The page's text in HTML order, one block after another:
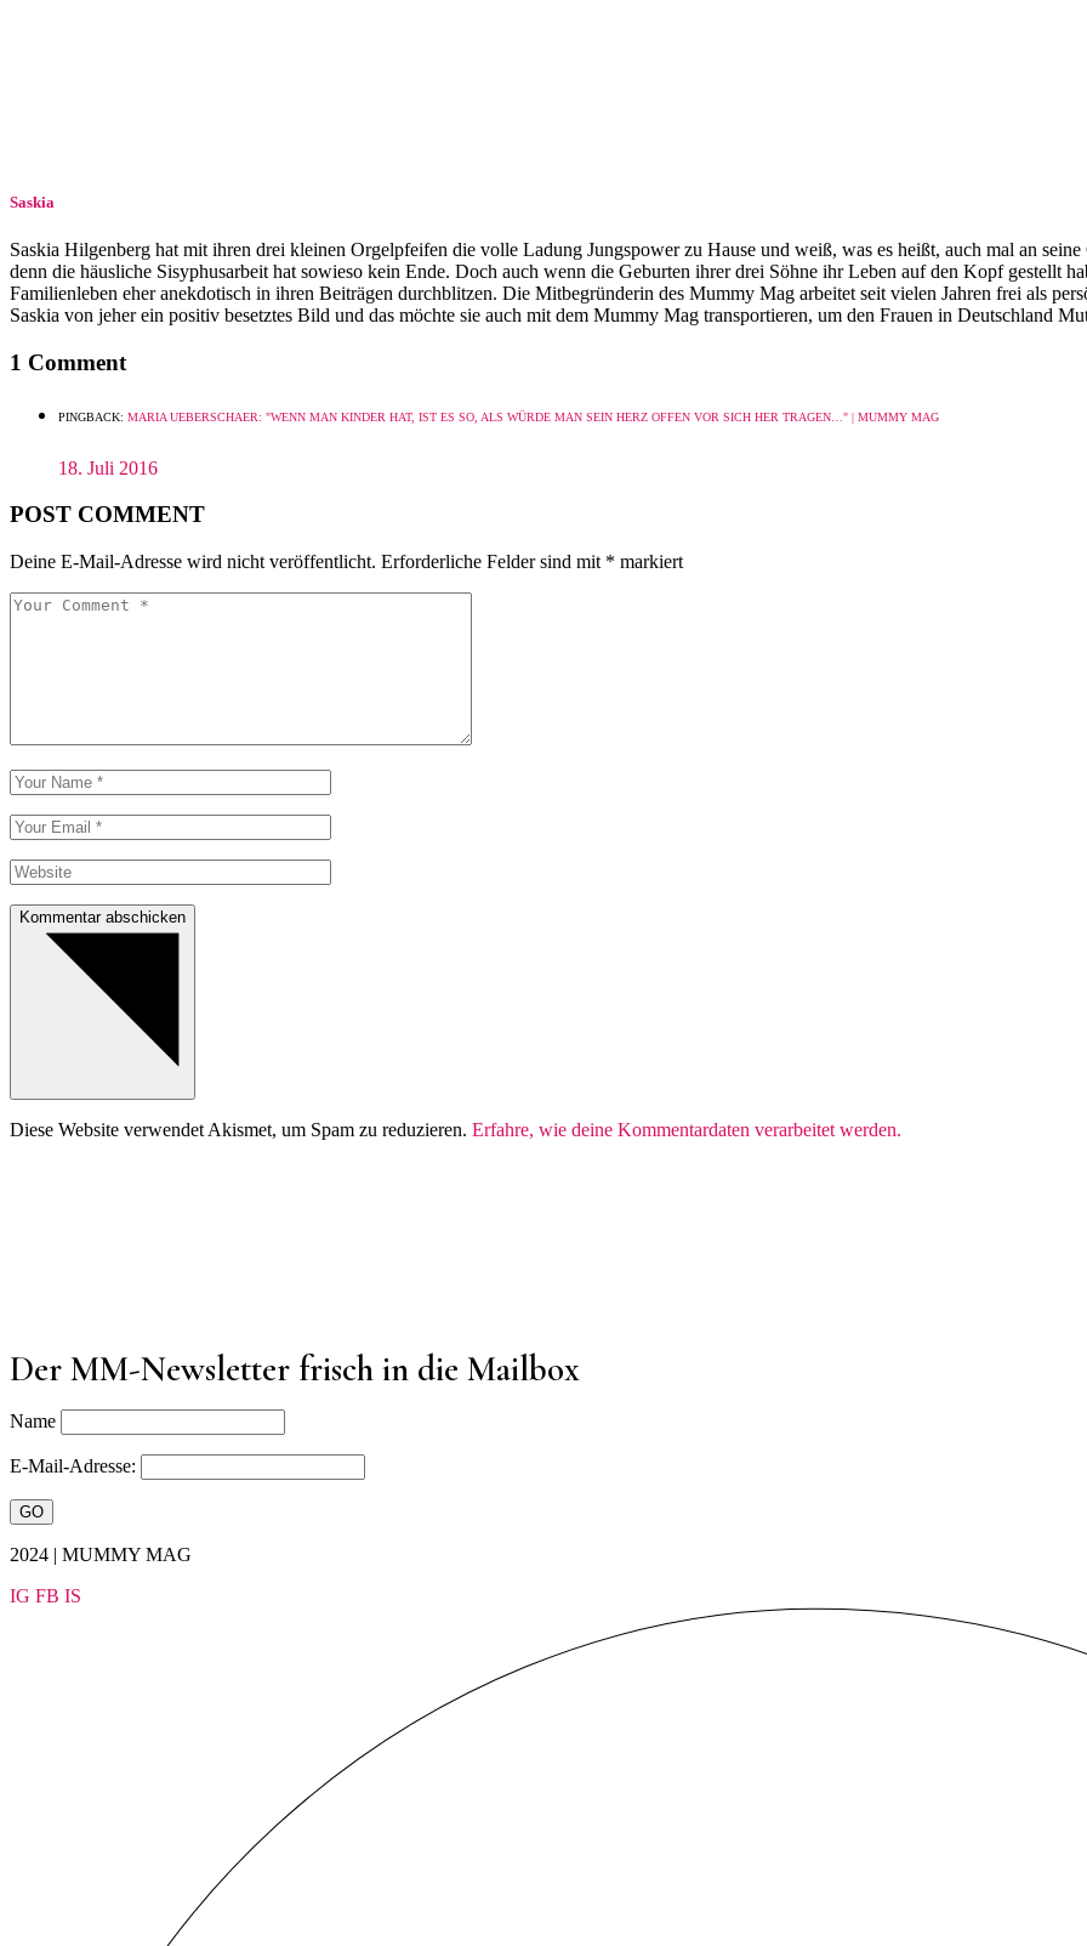
Saskia
Saskia Hilgenberg hat mit ihren drei kleinen Orgelpfeifen die volle Ladung Jungspower zu Hause und weiß, was es heißt, auch mal an
denn die häusliche Si­sy­phus­ar­beit hat sowieso kein Ende. Doch auch wenn die Geburten ihrer drei Söhne ihr Leben auf den Kopf gestellt
Familienleben eher anekdotisch in ihren Beiträgen durchblitzen. Die Mitbegründerin des Mummy Mag arbeitet seit vielen Jahren frei als
Saskia von jeher ein positiv besetztes Bild und das möchte sie auch mit dem Mummy Mag transportieren, um den Frauen in Deutschland
1 Comment
PINGBACK: MARIA UEBERSCHAER: "WENN MAN KINDER HAT, IST ES SO, ALS WÜRDE MAN SEIN HERZ OFFEN VOR SICH HER TRAGEN…" | MUMMY MAG
18. Juli 2016
POST COMMENT
Deine E-Mail-Adresse wird nicht veröffentlicht. Erforderliche Felder sind mit * markiert
Kommentar abschicken
Diese Website verwendet Akismet, um Spam zu reduzieren. Erfahre, wie deine Kommentardaten verarbeitet werden.
Der MM-Newsletter frisch in die Mailbox
Name
E-Mail-Adresse:
2024 | MUMMY MAG
IG FB IS